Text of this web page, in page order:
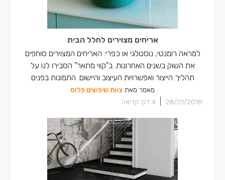
אריחים מצוירים לחלל הבית
למראה רומנטי, נוסטלגי או כפרי: האריחים המצוירים סוחפים
את השוק בשנים האחרונות. ב"קווי מתאר" הסבירו לנו על
תהליך הייצור ואפשרויות העיצוב והיישום. התמונות בפנים
מאמר מאת צוות שיפוצים פלוס
28/01/2018
4 דק' קריאה